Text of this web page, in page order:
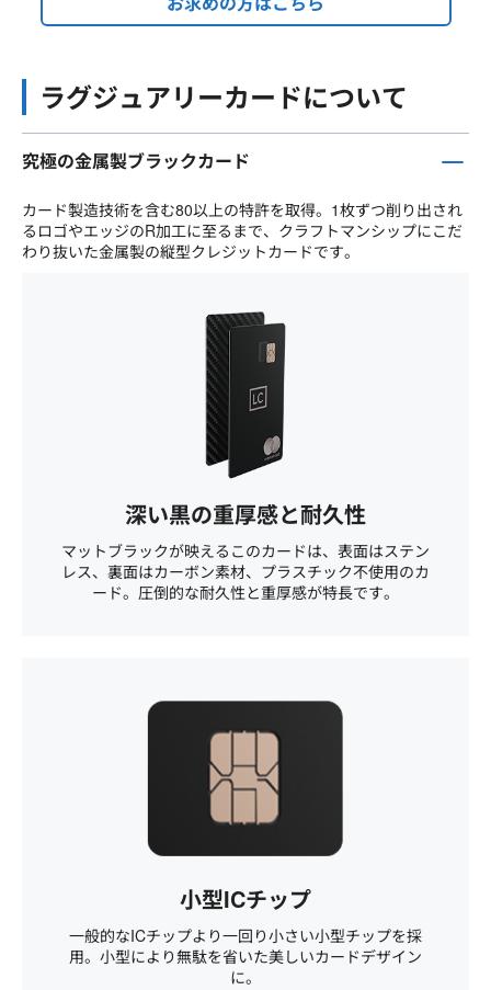
ラグジュアリーカードについて
究極の金属製ブラックカード
カード製造技術を含む80以上の特許を取得。1枚ずつ削り出され
るロゴやエッジのR加工に至るまで、クラフトマンシップにこだ
わり抜いた金属製の縦型クレジットカードです。
深い黒の重厚感と耐久性
マットブラックが映えるこのカードは、表面はステン
レス、裏面はカーボン素材、プラスチック不使用のカ
ード。圧倒的な耐久性と重厚感が特長です。
小型ICチップ
一般的なICチップより一回り小さい小型チップを採
用。小型により無駄を省いた美しいカードデザイン
に。